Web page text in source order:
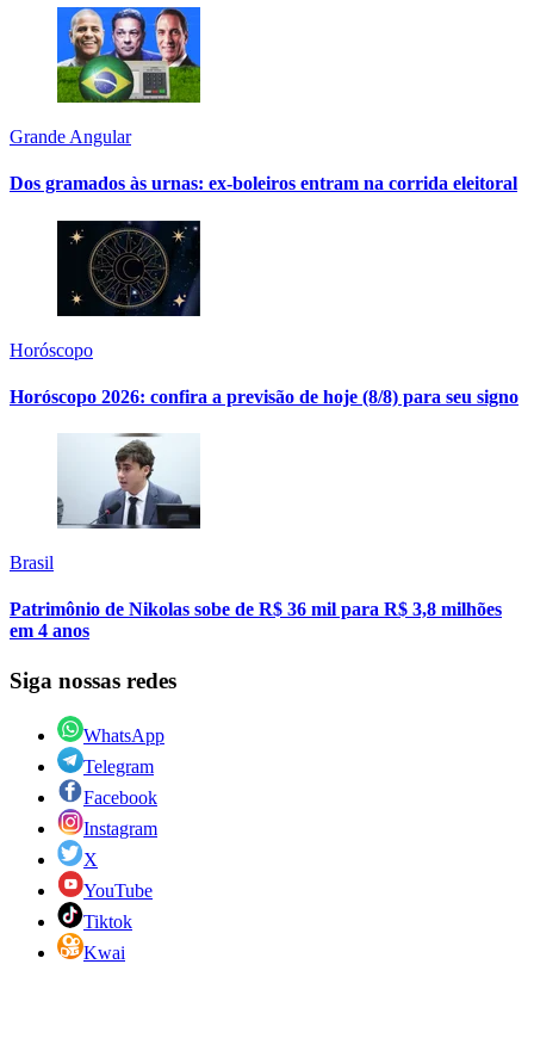
Grande Angular
Dos gramados às urnas: ex-boleiros entram na corrida eleitoral
Horóscopo
Horóscopo 2026: confira a previsão de hoje (8/8) para seu signo
Brasil
Patrimônio de Nikolas sobe de R$ 36 mil para R$ 3,8 milhões
em 4 anos
Siga nossas redes
WhatsApp
Telegram
Facebook
Instagram
X
YouTube
Tiktok
Kwai